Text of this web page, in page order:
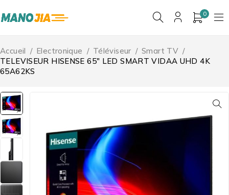
0
Accueil / Electronique / Téléviseur / Smart TV /
TELEVISEUR HISENSE 65″ LED SMART VIDAA UHD 4K
65A62KS